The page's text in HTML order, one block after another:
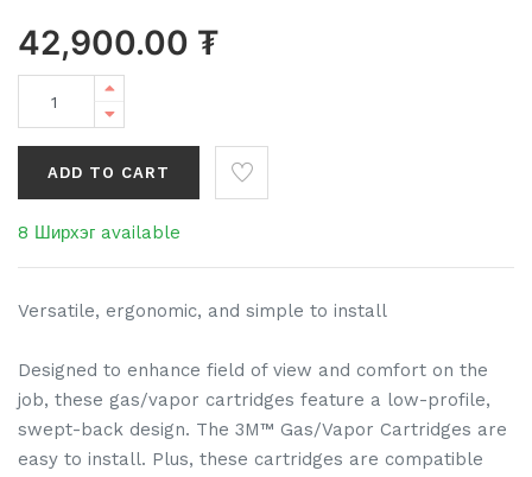
42,900.00 ₮
ADD TO CART
8 Ширхэг available
Versatile, ergonomic, and simple to install
Designed to enhance field of view and comfort on the
job, these gas/vapor cartridges feature a low-profile,
swept-back design. The 3M™ Gas/Vapor Cartridges are
easy to install. Plus, these cartridges are compatible